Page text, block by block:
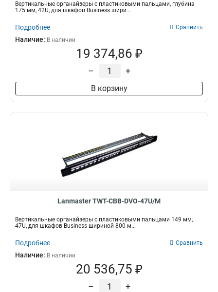
Вертикальные органайзеры с пластиковыми пальцами, глубина
175 мм, 42U, для шкафов Business шири...
Подробнее Сравнить
Наличие: В наличии
19 374,86 ₽
– +
В корзину
Lanmaster TWT-CBB-DVO-47U/M
Вертикальные органайзеры с пластиковыми пальцами 149 мм,
47U, для шкафов Business шириной 800 м...
Подробнее Сравнить
Наличие: В наличии
20 536,75 ₽
– +